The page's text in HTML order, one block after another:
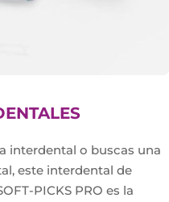
interdental o buscas una
este interdental de
PICKS PRO es la